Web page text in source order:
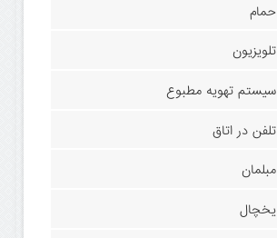
حمام
تلویزیون
سیستم تهویه مطبوع
تلفن در اتاق
مبلمان
یخچال